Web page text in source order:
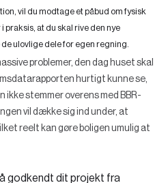
vil du modtage et påbud om fysisk
praksis, at du skal rive den nye
ulovlige dele for egen regning.
problemer, den dag huset skal
hurtigt kunne se,
stemmer overens med BBR-
vil dække sig ind under, at
reelt kan gøre boligen umulig at
godkendt dit projekt fra